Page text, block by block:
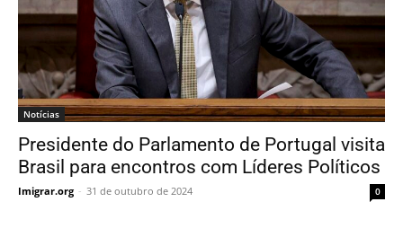
Notícias
Presidente do Parlamento de Portugal visita
Brasil para encontros com Líderes Políticos
Imigrar.org - 31 de outubro de 2024 0